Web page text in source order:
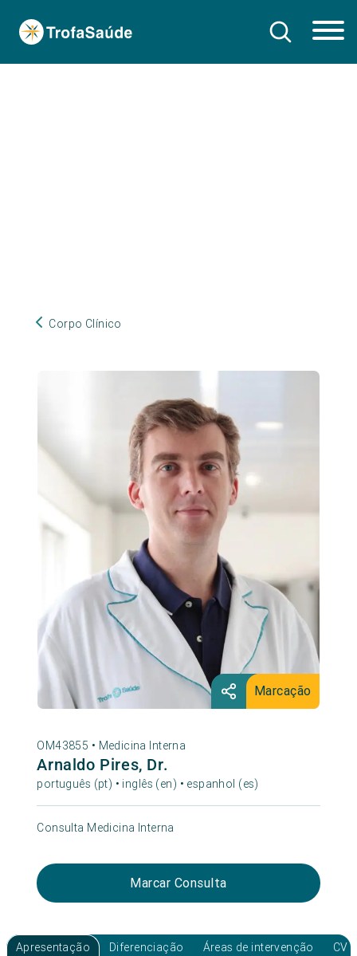
Corpo Clínico
Marcação
OM43855 • Medicina Interna
Arnaldo Pires, Dr.
português (pt) • inglês (en) • espanhol (es)
Consulta Medicina Interna
Marcar Consulta
Apresentação Diferenciação Áreas de intervenção CV